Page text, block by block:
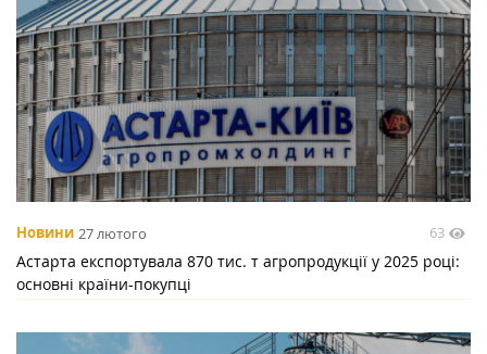
Новини 27 лютого 63
Астарта експортувала 870 тис. т агропродукції у 2025 році:
основні країни-покупці